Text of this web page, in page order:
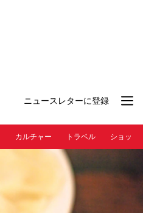
ニュースレターに登録
カルチャー トラベル ショッピ